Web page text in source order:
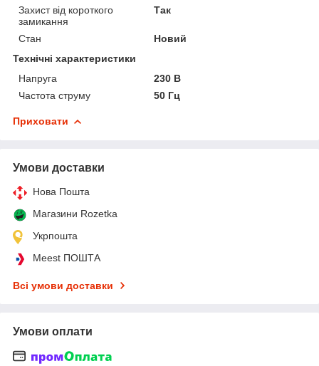
Захист від короткого
замикання
Так
Стан
Новий
Технічні характеристики
Напруга
230 В
Частота струму
50 Гц
Приховати
Умови доставки
Нова Пошта
Магазини Rozetka
Укрпошта
Meest ПОШТА
Всі умови доставки
Умови оплати